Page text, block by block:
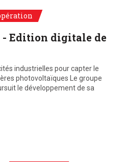
- Edition digitale de
industrielles pour capter le
photovoltaïques Le groupe
le développement de sa